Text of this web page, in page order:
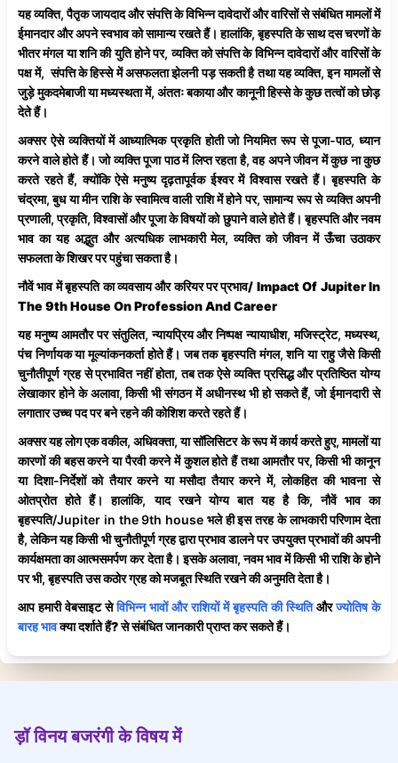
यह व्यक्ति, पैतृक जायदाद और संपत्ति के विभिन्न दावेदारों और वारिसों से संबंधित मामलों में
ईमानदार और अपने स्वभाव को सामान्य रखते हैं। हालांकि, बृहस्पति के साथ दस चरणों के
भीतर मंगल या शनि की युति होने पर, व्यक्ति को संपत्ति के विभिन्न दावेदारों और वारिसों के
पक्ष में, संपत्ति के हिस्से में असफलता झेलनी पड़ सकती है तथा यह व्यक्ति, इन मामलों से
जुड़े मुकदमेबाजी या मध्यस्थता में, अंततः बकाया और कानूनी हिस्से के कुछ तत्वों को छोड़
देते हैं।
अक्सर ऐसे व्यक्तियों में आध्यात्मिक प्रकृति होती जो नियमित रूप से पूजा-पाठ, ध्यान
करने वाले होते हैं। जो व्यक्ति पूजा पाठ में लिप्त रहता है, वह अपने जीवन में कुछ ना कुछ
करते रहते हैं, क्योंकि ऐसे मनुष्य दृढ़तापूर्वक ईश्वर में विश्वास रखते हैं। बृहस्पति के
चंद्रमा, बुध या मीन राशि के स्वामित्व वाली राशि में होने पर, सामान्य रूप से व्यक्ति अपनी
प्रणाली, प्रकृति, विश्वासों और पूजा के विषयों को छुपाने वाले होते हैं। बृहस्पति और नवम
भाव का यह अद्भुत और अत्यधिक लाभकारी मेल, व्यक्ति को जीवन में ऊँचा उठाकर
सफलता के शिखर पर पहुंचा सकता है।
नौवें भाव में बृहस्पति का व्यवसाय और करियर पर प्रभाव/ Impact Of Jupiter In
The 9th House On Profession And Career
यह मनुष्य आमतौर पर संतुलित, न्यायप्रिय और निष्पक्ष न्यायाधीश, मजिस्ट्रेट, मध्यस्थ,
पंच निर्णायक या मूल्यांकनकर्ता होते हैं। जब तक बृहस्पति मंगल, शनि या राहु जैसे किसी
चुनौतीपूर्ण ग्रह से प्रभावित नहीं होता, तब तक ऐसे व्यक्ति प्रसिद्ध और प्रतिष्ठित योग्य
लेखाकार होने के अलावा, किसी भी संगठन में अधीनस्थ भी हो सकते हैं, जो ईमानदारी से
लगातार उच्च पद पर बने रहने की कोशिश करते रहते हैं।
अक्सर यह लोग एक वकील, अधिवक्ता, या सॉलिसिटर के रूप में कार्य करते हुए, मामलों या
कारणों की बहस करने या पैरवी करने में कुशल होते हैं तथा आमतौर पर, किसी भी कानून
या दिशा-निर्देशों को तैयार करने या मसौदा तैयार करने में, लोकहित की भावना से
ओतप्रोत होते हैं। हालांकि, याद रखने योग्य बात यह है कि, नौवें भाव का
बृहस्पति/Jupiter in the 9th house भले ही इस तरह के लाभकारी परिणाम देता
है, लेकिन यह किसी भी चुनौतीपूर्ण ग्रह द्वारा प्रभाव डालने पर उपयुक्त प्रभावों की अपनी
कार्यक्षमता का आत्मसमर्पण कर देता है। इसके अलावा, नवम भाव में किसी भी राशि के होने
पर भी, बृहस्पति उस कठोर ग्रह को मजबूत स्थिति रखने की अनुमति देता है।
आप हमारी वेबसाइट सेविभिन्न भावों और राशियों में बृहस्पति की स्थितिऔरज्योतिष के
बारह भावक्या दर्शाते हैं?से संबंधित जानकारी प्राप्त कर सकते हैं।
ड़ॉ विनय बजरंगी के विषय में